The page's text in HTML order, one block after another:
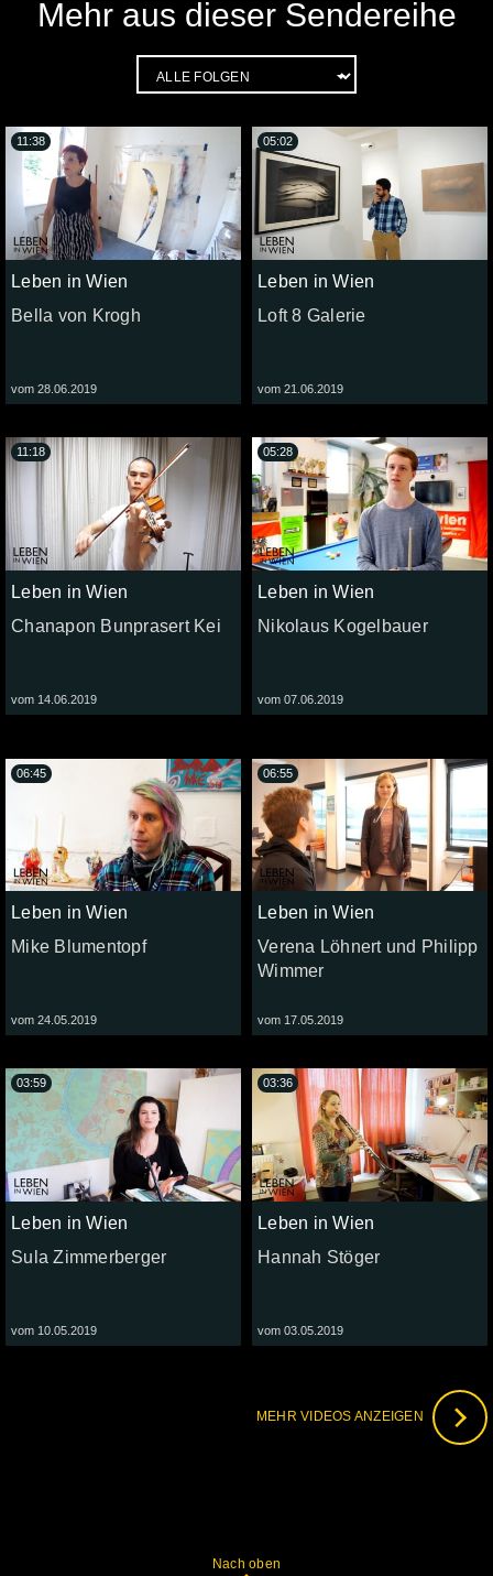
Mehr aus dieser Sendereihe
Leben in Wien
Bella von Krogh
vom 28.06.2019
11:38
Leben in Wien
Loft 8 Galerie
vom 21.06.2019
05:02
Leben in Wien
Chanapon Bunprasert Kei
vom 14.06.2019
11:18
Leben in Wien
Nikolaus Kogelbauer
vom 07.06.2019
05:28
Leben in Wien
Mike Blumentopf
vom 24.05.2019
06:45
Leben in Wien
Verena Löhnert und Philipp
Wimmer
vom 17.05.2019
06:55
Leben in Wien
Sula Zimmerberger
vom 10.05.2019
03:59
Leben in Wien
Hannah Stöger
vom 03.05.2019
03:36
MEHR VIDEOS ANZEIGEN
Nach oben